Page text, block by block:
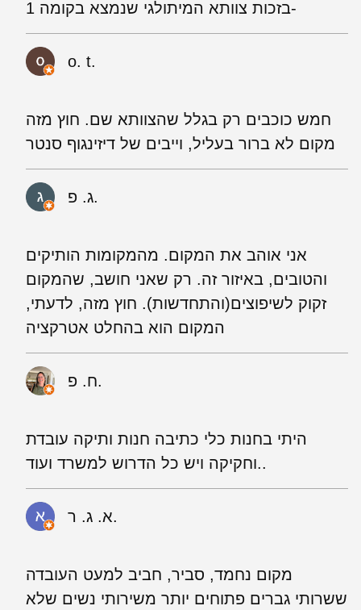
בזכות צוותא המיתולגי שנמצא בקומה 1-
o. t.
חמש כוכבים רק בגלל שהצוותא שם. חוץ מזה
מקום לא ברור בעליל, וייבים של דיזינגוף סנטר
ג. פ.
אני אוהב את המקום. מהמקומות הותיקים
והטובים, באיזור זה. רק שאני חושב, שהמקום
זקוק לשיפוצים(והתחדשות). חוץ מזה, לדעתי,
המקום הוא בהחלט אטרקציה
ח. פ.
היתי בחנות כלי כתיבה חנות ותיקה עובדת
וחקיקה ויש כל הדרוש למשרד ועוד..
א. ג. ר.
מקום נחמד, סביר, חביב למעט העובדה
ששרותי גברים פתוחים יותר משירותי נשים שלא